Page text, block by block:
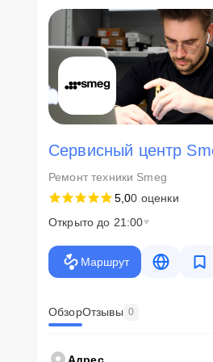
Для всех клиентов действуют
цены. Конечная стоимость работ
коем случае не может измениться в
навязывает клиентам дополнительные
предусматривает скрытые платежи.
стоимость ремонта можно с помощью
Скорость
ремонта
Наша компания ценит время клиентов
оперативного решения любых
клиент сможет забрать свой гаджет в
Внимание! Устройство отправляется на
согласования вариантов запчастей и
изменена в процессе или после
Сервисный центр
Ремонт техники Smeg
5,00 оценки
Открыто до 21:00
Маршрут
ОбзорОтзывы 0
Адрес